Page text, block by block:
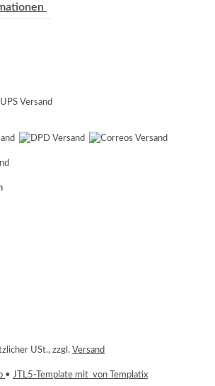
USt., zzgl. Versand
• JTL5-Template mit von Templatix